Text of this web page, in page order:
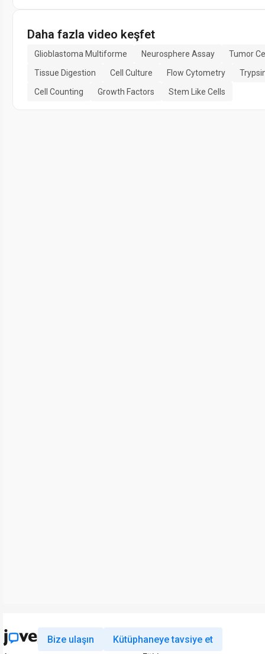
Daha fazla video keşfet
Glioblastoma Multiforme Neurosphere Assay
Tumor
Tissue Digestion
Cell Culture Flow Cytometry
Cell Counting
Growth Factors Stem Like Cells
Bize ulaşın Kütüphaneye tavsiye et